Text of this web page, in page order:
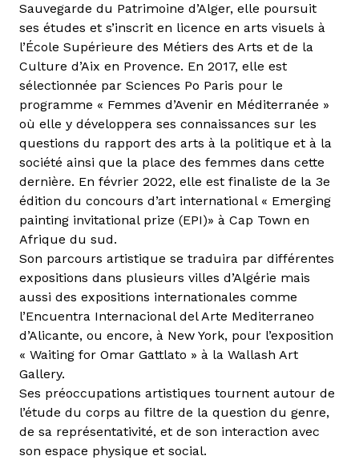
Sauvegarde du Patrimoine d’Alger, elle poursuit
ses études et s’inscrit en licence en arts visuels à
l’École Supérieure des Métiers des Arts et de la
Culture d’Aix en Provence. En 2017, elle est
sélectionnée par Sciences Po Paris pour le
programme « Femmes d’Avenir en Méditerranée »
où elle y développera ses connaissances sur les
questions du rapport des arts à la politique et à la
société ainsi que la place des femmes dans cette
dernière. En février 2022, elle est finaliste de la 3e
édition du concours d’art international « Emerging
painting invitational prize (EPI)» à Cap Town en
Afrique du sud.
Son parcours artistique se traduira par différentes
expositions dans plusieurs villes d’Algérie mais
aussi des expositions internationales comme
l’Encuentra Internacional del Arte Mediterraneo
d’Alicante, ou encore, à New York, pour l’exposition
« Waiting for Omar Gattlato » à la Wallash Art
Gallery.
Ses préoccupations artistiques tournent autour de
l’étude du corps au filtre de la question du genre,
de sa représentativité, et de son interaction avec
son espace physique et social.